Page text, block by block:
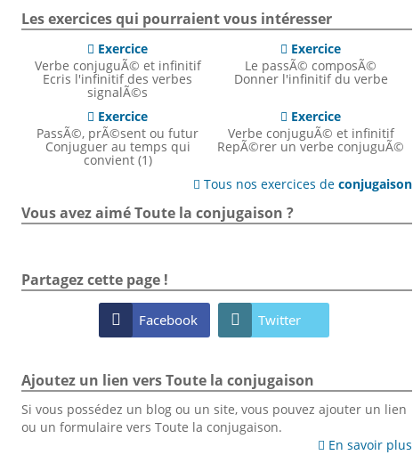
Les exercices qui pourraient vous intéresser
 Exercice
Verbe conjuguÃ© et infinitif
Ecris l'infinitif des verbes
signalÃ©s
 Exercice
Le passÃ© composÃ©
Donner l'infinitif du verbe
 Exercice
PassÃ©, prÃ©sent ou futur
Conjuguer au temps qui
convient (1)
 Exercice
Verbe conjuguÃ© et infinitif
RepÃ©rer un verbe conjuguÃ©
 Tous nos exercices deconjugaison
Vous avez aimé Toute la conjugaison ?
Partagez cette page !
 Facebook  Twitter
Ajoutez un lien vers Toute la conjugaison
Si vous possédez un blog ou un site, vous pouvez ajouter un lien
ou un formulaire vers Toute la conjugaison.
 En savoir plus